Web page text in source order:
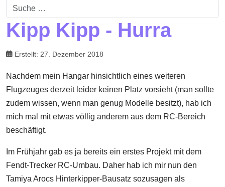
Suchen
Kipp Kipp - Hurra
Erstellt: 27. Dezember 2018
Nachdem mein Hangar hinsichtlich eines weiteren
Flugzeuges derzeit leider keinen Platz vorsieht (man sollte
zudem wissen, wenn man genug Modelle besitzt), hab ich
mich mal mit etwas völlig anderem aus dem RC-Bereich
beschäftigt.
Im Frühjahr gab es ja bereits ein erstes Projekt mit dem
Fendt-Trecker RC-Umbau. Daher hab ich mir nun den
Tamiya Arocs Hinterkipper-Bausatz sozusagen als